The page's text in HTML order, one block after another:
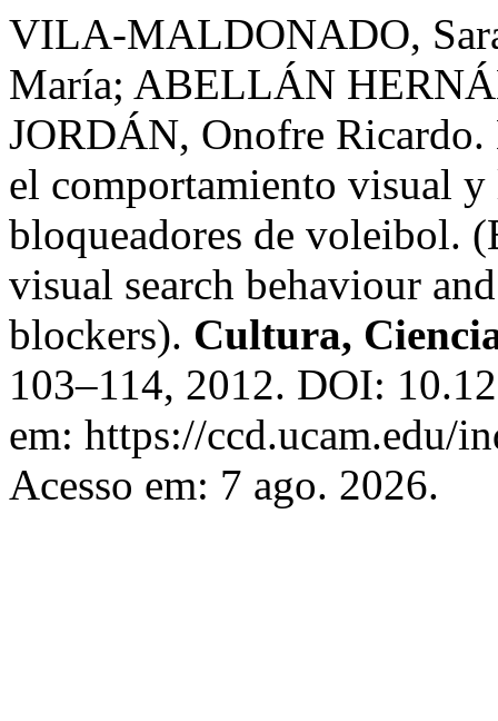
VILA-MALDONADO,
María; ABELLÁN
JORDÁN, Onofre
el comportamiento visual y
bloqueadores de voleibol.
visual search behaviour
blockers). Cultura,
103–114, 2012. DOI:
em: https://ccd.ucam.edu/
Acesso em: 7 ago. 2026.